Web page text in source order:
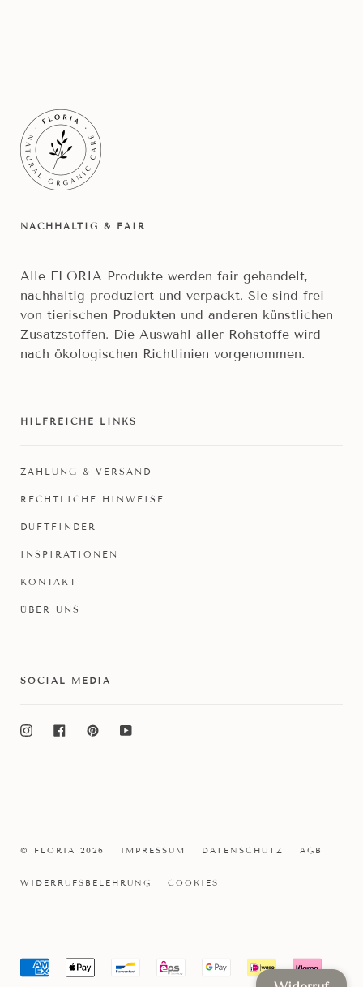
NACHHALTIG & FAIR
Alle FLORIA Produkte werden fair gehandelt,
nachhaltig produziert und verpackt. Sie sind frei
von tierischen Produkten und anderen künstlichen
Zusatzstoffen. Die Auswahl aller Rohstoffe wird
nach ökologischen Richtlinien vorgenommen.
HILFREICHE LINKS
ZAHLUNG & VERSAND
RECHTLICHE HINWEISE
DUFTFINDER
INSPIRATIONEN
KONTAKT
ÜBER UNS
SOCIAL MEDIA
InstagramFacebookPinterestYouTube
© FLORIA 2026 IMPRESSUM DATENSCHUTZ AGB
WIDERRUFSBELEHRUNG COOKIES